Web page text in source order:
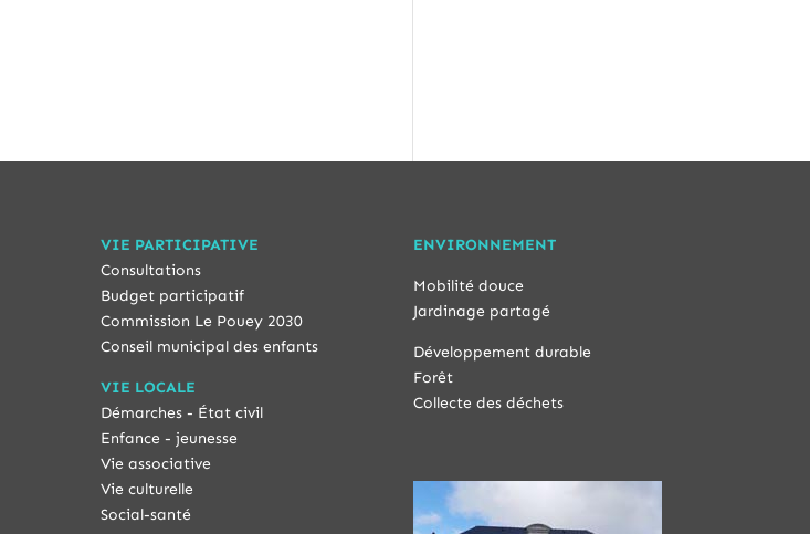
VIE PARTICIPATIVE
Consultations
Budget participatif
Commission Le Pouey 2030
Conseil municipal des enfants
VIE LOCALE
Démarches - État civil
Enfance - jeunesse
Vie associative
Vie culturelle
Social-santé
ENVIRONNEMENT
Mobilité douce
Jardinage partagé
Développement durable
Forêt
Collecte des déchets